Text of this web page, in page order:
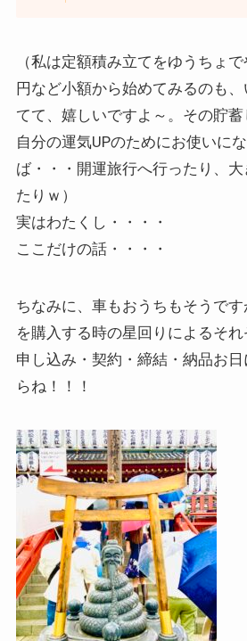
（私は定額積み立てをゆうちょ
円など小額から始めてみるのも
てて、嬉しいですよ～。その貯
自分の運気UPのためにお使いに
ば・・・開運旅行へ行ったり、
たりｗ）
実はわたくし・・・・
ここだけの話・・・・
ちなみに、車もおうちもそうで
を購入する時の星回りによるそ
申し込み・契約・締結・納品お
らね！！！